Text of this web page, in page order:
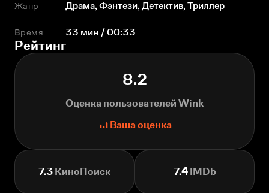
Жанр Драма,Фэнтези,Детектив,Триллер
Время 33 мин / 00:33
Рейтинг
8.2
Оценка пользователей Wink
Ваша оценка
7.3 КиноПоиск 7.4IMDb